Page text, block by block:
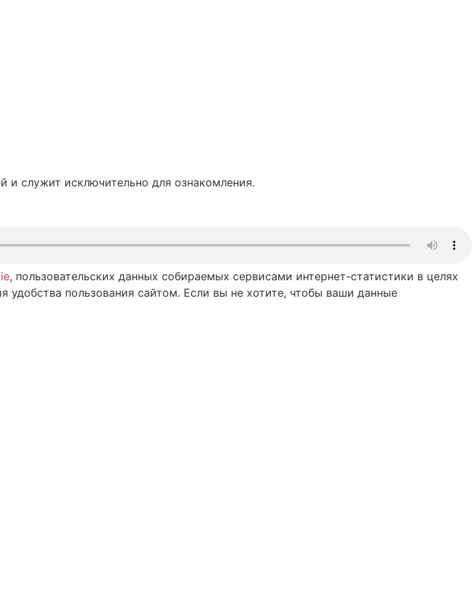
служит исключительно для ознакомления.
, пользовательских данных собираемых сервисами интернет-статистики в целях
пользования сайтом. Если вы не хотите, чтобы ваши данные